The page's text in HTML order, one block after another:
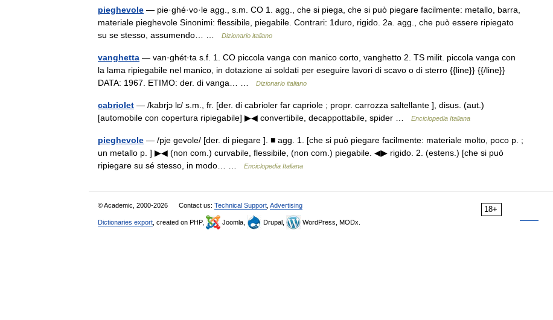
pieghevole — pie·ghé·vo·le agg., s.m. CO 1. agg., che si piega, che si può piegare facilmente: metallo, barra,
materiale pieghevole Sinonimi: flessibile, piegabile. Contrari: 1duro, rigido. 2a. agg., che può essere ripiegato
su se stesso, assumendo… …
Dizionario italiano
vanghetta — van·ghét·ta s.f. 1. CO piccola vanga con manico corto, vanghetto 2. TS milit. piccola vanga con
la lama ripiegabile nel manico, in dotazione ai soldati per eseguire lavori di scavo o di sterro {{line}} {{/line}}
DATA: 1967. ETIMO: der. di vanga… …
Dizionario italiano
cabriolet — /kabrjɔ lɛ/ s.m., fr. [der. di cabrioler far capriole ; propr. carrozza saltellante ], disus. (aut.)
[automobile con copertura ripiegabile] ▶◀ convertibile, decappottabile, spider …
Enciclopedia Italiana
pieghevole — /pje gevole/ [der. di piegare ]. ■ agg. 1. [che si può piegare facilmente: materiale molto, poco p. ;
un metallo p. ] ▶◀ (non com.) curvabile, flessibile, (non com.) piegabile. ◀▶ rigido. 2. (estens.) [che si può
ripiegare su sé stesso, in modo… …
Enciclopedia Italiana
18+
© Academic, 2000-2026 Contact us: Technical Support Advertising
Dictionaries export , created on PHP, Joomla, Drupal, WordPress, MODx.